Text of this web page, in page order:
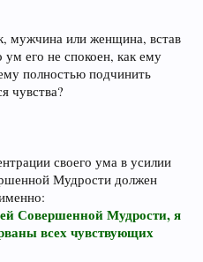
мужчина или женщина, встав
его не спокоен, как ему
полностью подчинить
чувства?
своего ума в усилии
Мудрости должен
Совершенной Мудрости, я
всех чувствующих